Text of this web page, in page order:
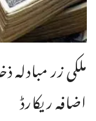
اضافہ ریکارڈ